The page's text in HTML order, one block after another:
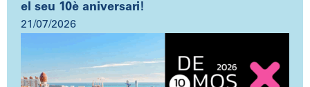
el seu 10è aniversari!
21/07/2026